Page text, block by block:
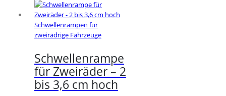
Varianten
auf.
auf
der
Produktseite
gewählt
Schwellenrampen für
zweirädrige Fahrzeuge
Schwellenrampe
für Zweiräder – 2
bis 3,6 cm hoch